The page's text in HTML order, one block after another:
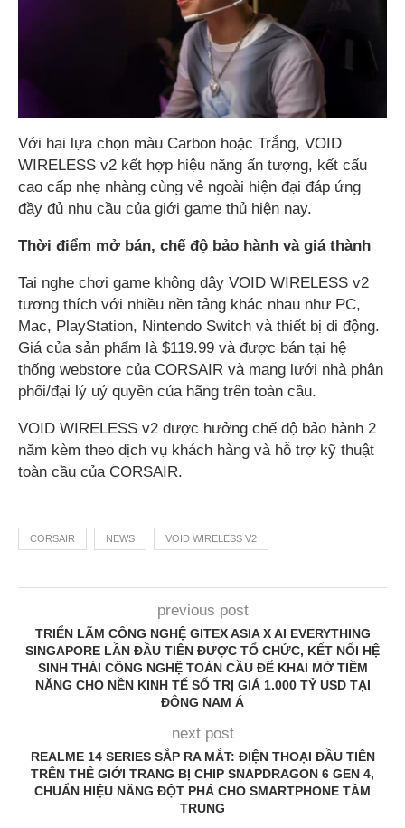
Với hai lựa chọn màu Carbon hoặc Trắng, VOID
WIRELESS v2 kết hợp hiệu năng ấn tượng, kết cấu
cao cấp nhẹ nhàng cùng vẻ ngoài hiện đại đáp ứng
đầy đủ nhu cầu của giới game thủ hiện nay.
Thời điểm mở bán, chế độ bảo hành và giá thành
Tai nghe chơi game không dây VOID WIRELESS v2
tương thích với nhiều nền tảng khác nhau như PC,
Mac, PlayStation, Nintendo Switch và thiết bị di động.
Giá của sản phẩm là $119.99 và được bán tại hệ
thống webstore của CORSAIR và mạng lưới nhà phân
phối/đại lý uỷ quyền của hãng trên toàn cầu.
VOID WIRELESS v2 được hưởng chế độ bảo hành 2
năm kèm theo dịch vụ khách hàng và hỗ trợ kỹ thuật
toàn cầu của CORSAIR.
CORSAIR NEWS VOID WIRELESS V2
previous post
TRIỂN LÃM CÔNG NGHỆ GITEX ASIA X AI EVERYTHING
SINGAPORE LẦN ĐẦU TIÊN ĐƯỢC TỔ CHỨC, KẾT NỐI HỆ
SINH THÁI CÔNG NGHỆ TOÀN CẦU ĐỂ KHAI MỞ TIỀM
NĂNG CHO NỀN KINH TẾ SỐ TRỊ GIÁ 1.000 TỶ USD TẠI
ĐÔNG NAM Á
next post
REALME 14 SERIES SẮP RA MẮT: ĐIỆN THOẠI ĐẦU TIÊN
TRÊN THẾ GIỚI TRANG BỊ CHIP SNAPDRAGON 6 GEN 4,
CHUẨN HIỆU NĂNG ĐỘT PHÁ CHO SMARTPHONE TẦM
TRUNG